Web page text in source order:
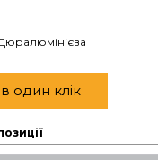
один клік